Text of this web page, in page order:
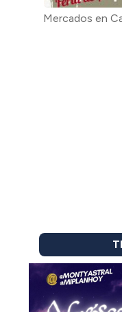
Mercados en